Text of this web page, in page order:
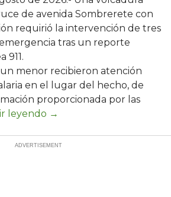
de avenida Sombrerete con
requirió la intervención de tres
tras un reporte
911.
menor recibieron atención
en el lugar del hecho, de
proporcionada por las